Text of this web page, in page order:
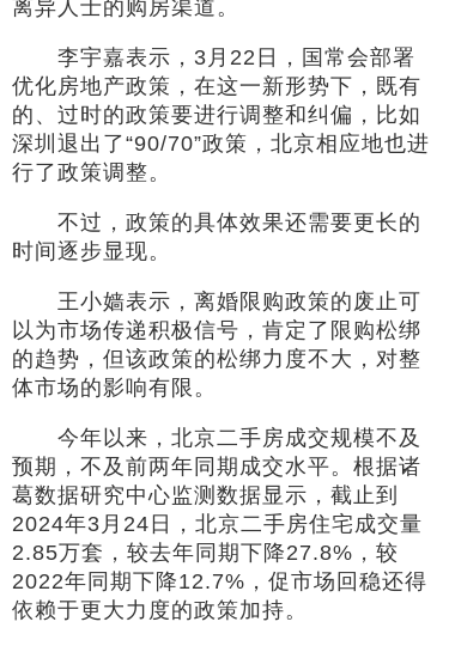
离异人士的购房渠道。
李宇嘉表示，3月22日，国常会部署
优化房地产政策，在这一新形势下，既有
的、过时的政策要进行调整和纠偏，比如
深圳退出了“90/70”政策，北京相应地也进
行了政策调整。
不过，政策的具体效果还需要更长的
时间逐步显现。
王小嫱表示，离婚限购政策的废止可
以为市场传递积极信号，肯定了限购松绑
的趋势，但该政策的松绑力度不大，对整
体市场的影响有限。
今年以来，北京二手房成交规模不及
预期，不及前两年同期成交水平。根据诸
葛数据研究中心监测数据显示，截止到
2024年3月24日，北京二手房住宅成交量
2.85万套，较去年同期下降27.8%，较
2022年同期下降12.7%，促市场回稳还得
依赖于更大力度的政策加持。